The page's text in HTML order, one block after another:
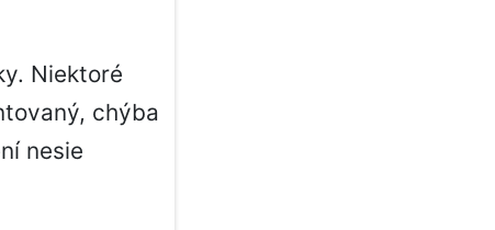
Niektoré
chýba
nesie